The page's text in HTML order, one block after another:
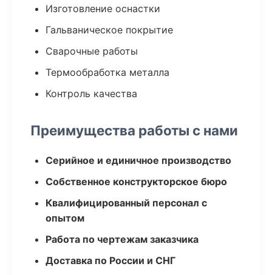
Изготовление оснастки
Гальваническое покрытие
Сварочные работы
Термообработка металла
Контроль качества
Преимущества работы с нами
Серийное и единичное производство
Собственное конструкторское бюро
Квалифицированный персонал с
опытом
Работа по чертежам заказчика
Доставка по России и СНГ